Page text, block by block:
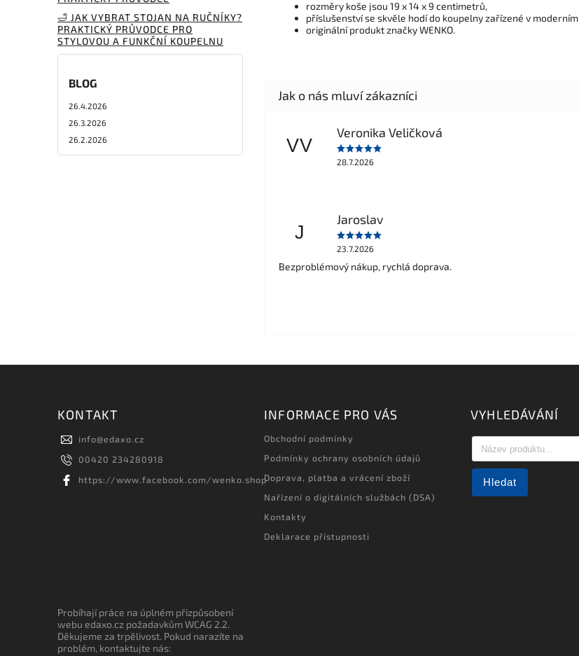
🛁 JAK VYBRAT STOJAN NA RUČNÍKY?
PRAKTICKÝ PRŮVODCE PRO
STYLOVOU A FUNKČNÍ KOUPELNU
BLOG
26.4.2026
26.3.2026
26.2.2026
rozměry koše jsou 19 x 14 x 9 centimetrů,
příslušenství se skvěle hodí do koupelny zařízené v
originální produkt značky WENKO.
VV
Veronika Veličková
28.7.2026
J
Jaroslav
23.7.2026
Bezproblémový nákup, rychlá doprava.
KONTAKT
info@edaxo.cz
00420 234280918
https://www.facebook.com/wenko.shop
INFORMACE PRO VÁS
Obchodní podmínky
Podmínky ochrany osobních údajů
Doprava, platba a vrácení zboží
Nařízení o digitálních službách (DSA)
Kontakty
Deklarace přístupnosti
VYHLEDÁVÁNÍ
Hledat
Probíhají práce na úplném přizpůsobení
webu edaxo.cz požadavkům WCAG 2.2.
Děkujeme za trpělivost. Pokud narazíte na
problém, kontaktujte nás: